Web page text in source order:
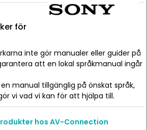
för
inte gör manualer eller guider på
att en lokal språkmanual ingår
manual tillgänglig på önskat språk,
vi vad vi kan för att hjälpa till.
hos AV-Connection